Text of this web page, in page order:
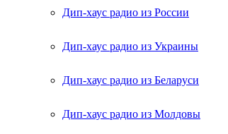
Дип-хаус радио из России
Дип-хаус радио из Украины
Дип-хаус радио из Беларуси
Дип-хаус радио из Молдовы